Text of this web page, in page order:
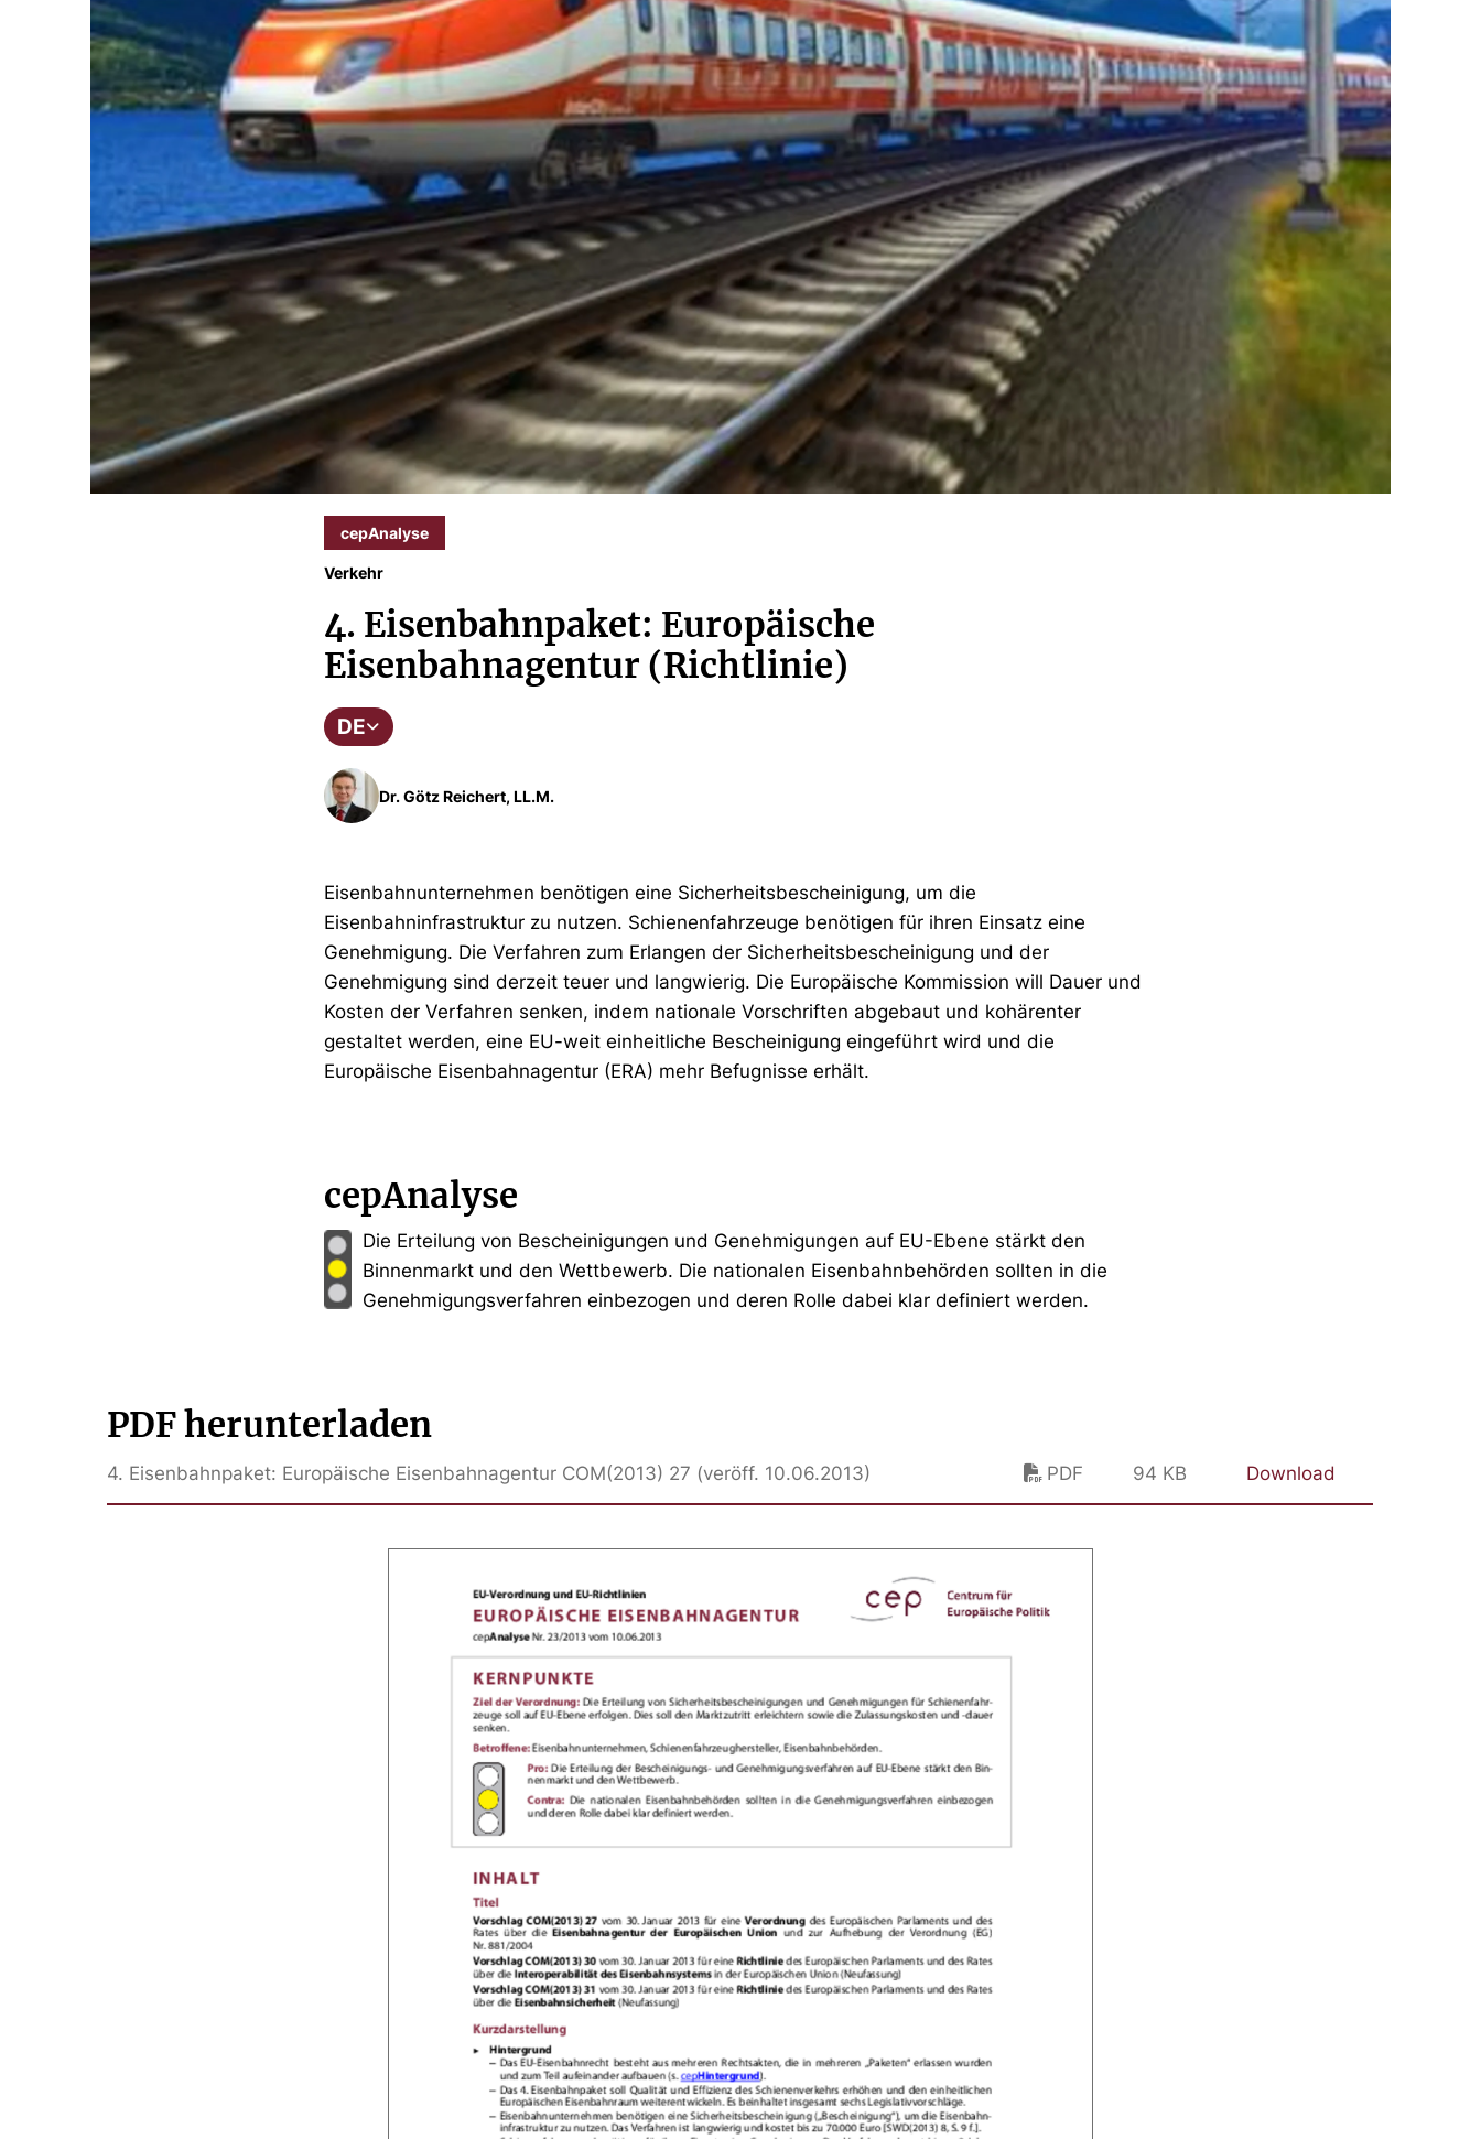
cepAnalyse
Verkehr
4. Eisenbahnpaket: Europäische
Eisenbahnagentur (Richtlinie)
DE
Dr. Götz Reichert, LL.M.
Eisenbahnunternehmen benötigen eine Sicherheitsbescheinigung, um die
Eisenbahninfrastruktur zu nutzen. Schienenfahrzeuge benötigen für ihren Einsatz eine
Genehmigung. Die Verfahren zum Erlangen der Sicherheitsbescheinigung und der
Genehmigung sind derzeit teuer und langwierig. Die Europäische Kommission will Dauer und
Kosten der Verfahren senken, indem nationale Vorschriften abgebaut und kohärenter
gestaltet werden, eine EU-weit einheitliche Bescheinigung eingeführt wird und die
Europäische Eisenbahnagentur (ERA) mehr Befugnisse erhält.
cepAnalyse
Die Erteilung von Bescheinigungen und Genehmigungen auf EU-Ebene stärkt den
Binnenmarkt und den Wettbewerb. Die nationalen Eisenbahnbehörden sollten in die
Genehmigungsverfahren einbezogen und deren Rolle dabei klar definiert werden.
PDF herunterladen
4. Eisenbahnpaket: Europäische Eisenbahnagentur COM(2013) 27 (veröff. 10.06.2013) PDF 94 KB Download